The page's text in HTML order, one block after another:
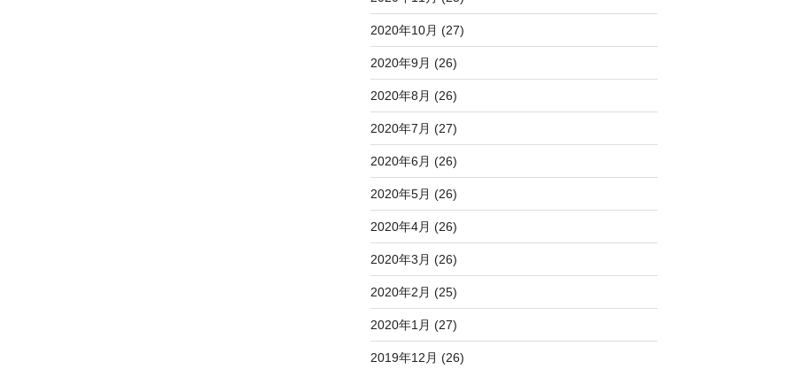
2020年10月 (27)
2020年9月 (26)
2020年8月 (26)
2020年7月 (27)
2020年6月 (26)
2020年5月 (26)
2020年4月 (26)
2020年3月 (26)
2020年2月 (25)
2020年1月 (27)
2019年12月 (26)